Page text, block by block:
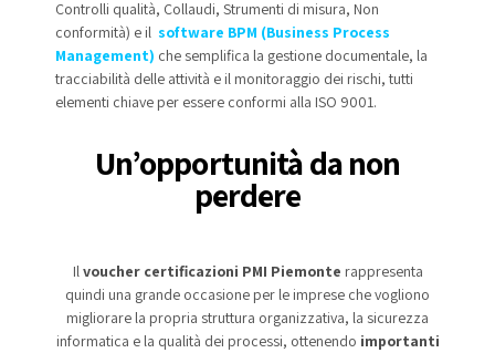
Controlli qualità, Collaudi, Strumenti di misura, Non
conformità) e il software BPM (Business Process
Management) che semplifica la gestione documentale, la
tracciabilità delle attività e il monitoraggio dei rischi, tutti
elementi chiave per essere conformi alla ISO 9001.
Un’opportunità da non
perdere
Ilvoucher certificazioni PMI Piemonte rappresenta
quindi una grande occasione per le imprese che vogliono
migliorare la propria struttura organizzativa, la sicurezza
informatica e la qualità dei processi, ottenendo importanti